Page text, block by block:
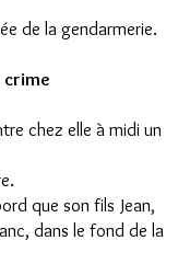
de la gendarmerie.
crime
chez elle à midi un
que son fils Jean,
dans le fond de la